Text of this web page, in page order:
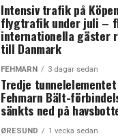
Intensiv trafik på
flygtrafik under juli –
internationella gäster
till Danmark
FEHMARN 3 dagar sedan
Tredje
Fehmarn Bält-
sänkts ned på
ØRESUND 1 vecka sedan